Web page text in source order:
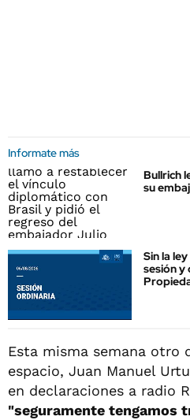
Informate más
Bullrich
su
Sin la
sesión y
Esta misma semana otro
espacio, Juan Manuel
en declaraciones a radio
"seguramente tengamos